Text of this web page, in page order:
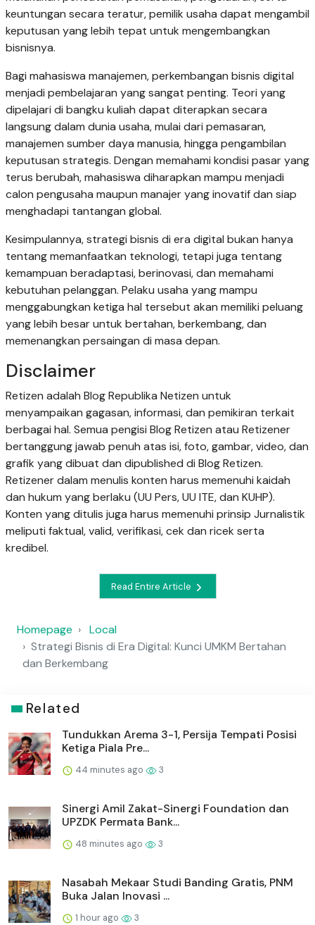
keuntungan secara teratur, pemilik usaha dapat mengambil
keputusan yang lebih tepat untuk mengembangkan
bisnisnya.
Bagi mahasiswa manajemen, perkembangan bisnis digital
menjadi pembelajaran yang sangat penting. Teori yang
dipelajari di bangku kuliah dapat diterapkan secara
langsung dalam dunia usaha, mulai dari pemasaran,
manajemen sumber daya manusia, hingga pengambilan
keputusan strategis. Dengan memahami kondisi pasar yang
terus berubah, mahasiswa diharapkan mampu menjadi
calon pengusaha maupun manajer yang inovatif dan siap
menghadapi tantangan global.
Kesimpulannya, strategi bisnis di era digital bukan hanya
tentang memanfaatkan teknologi, tetapi juga tentang
kemampuan beradaptasi, berinovasi, dan memahami
kebutuhan pelanggan. Pelaku usaha yang mampu
menggabungkan ketiga hal tersebut akan memiliki peluang
yang lebih besar untuk bertahan, berkembang, dan
memenangkan persaingan di masa depan.
Disclaimer
Retizen adalah Blog Republika Netizen untuk
menyampaikan gagasan, informasi, dan pemikiran terkait
berbagai hal. Semua pengisi Blog Retizen atau Retizener
bertanggung jawab penuh atas isi, foto, gambar, video, dan
grafik yang dibuat dan dipublished di Blog Retizen.
Retizener dalam menulis konten harus memenuhi kaidah
dan hukum yang berlaku (UU Pers, UU ITE, dan KUHP).
Konten yang ditulis juga harus memenuhi prinsip Jurnalistik
meliputi faktual, valid, verifikasi, cek dan ricek serta
kredibel.
Read Entire Article
Homepage
Local
Strategi Bisnis di Era Digital: Kunci UMKM Bertahan
dan Berkembang
Related
Tundukkan Arema 3-1, Persija Tempati Posisi
Ketiga Piala Pre...
44 minutes ago 3
Sinergi Amil Zakat-Sinergi Foundation dan
UPZDK Permata Bank...
48 minutes ago 3
Nasabah Mekaar Studi Banding Gratis, PNM
Buka Jalan Inovasi ...
1 hour ago 3